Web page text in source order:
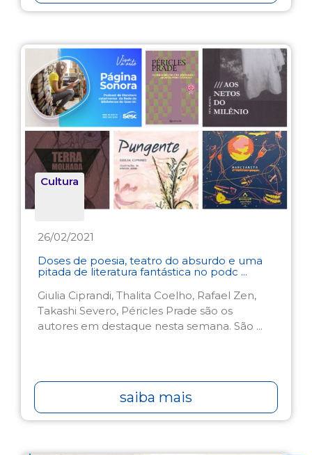
Cultura
26/02/2021
Doses de poesia, teatro do absurdo e uma
pitada de literatura fantástica no podc ...
Giulia Ciprandi, Thalita Coelho, Rafael Zen,
Takashi Severo, Péricles Prade são os
autores em destaque nesta semana. São ...
saiba mais